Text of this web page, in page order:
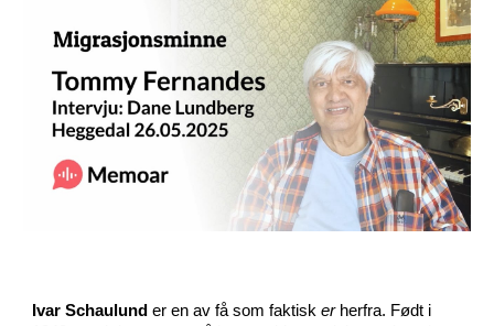
Ivar Schaulund er en av få som faktiskerherfra. Født i